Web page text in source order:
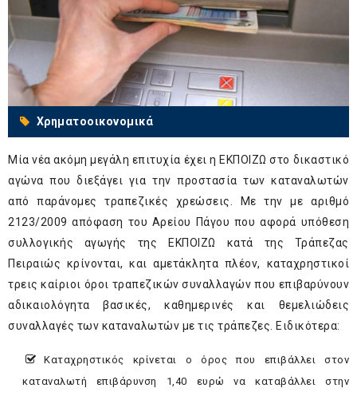
Χρηματοοικονομικά
Μία νέα ακόμη μεγάλη επιτυχία έχει η ΕΚΠΟΙΖΩ στο δικαστικό
αγώνα που διεξάγει για την προστασία των καταναλωτών
από παράνομες τραπεζικές χρεώσεις. Με την με αριθμό
2123/2009 απόφαση του Αρείου Πάγου που αφορά υπόθεση
συλλογικής αγωγής της ΕΚΠΟΙΖΩ κατά της Τράπεζας
Πειραιώς κρίνονται, και αμετάκλητα πλέον, καταχρηστικοί
τρεις καίριοι όροι τραπεζικών συναλλαγών που επιβαρύνουν
αδικαιολόγητα βασικές, καθημερινές και θεμελιώδεις
συναλλαγές των καταναλωτών με τις τράπεζες. Ειδικότερα:
Καταχρηστικός κρίνεται ο όρος που επιβάλλει στον
καταναλωτή επιβάρυνση 1,40 ευρώ να καταβάλλει στην